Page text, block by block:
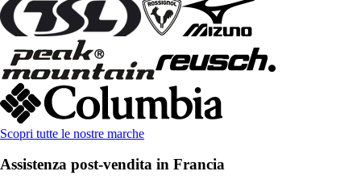
Scopri tutte le nostre marche
Assistenza post-vendita in Francia